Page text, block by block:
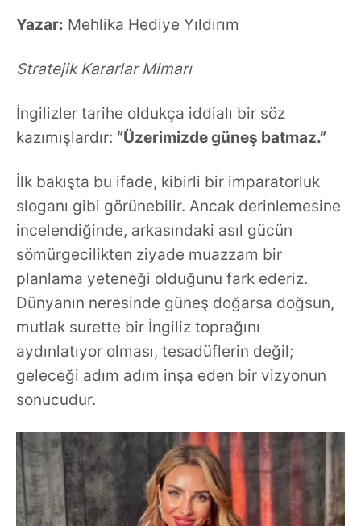
Yazar: Mehlika Hediye Yıldırım
Stratejik Kararlar Mimarı
İngilizler tarihe oldukça iddialı bir söz
kazımışlardır: “Üzerimizde güneş batmaz.”
İlk bakışta bu ifade, kibirli bir imparatorluk
sloganı gibi görünebilir. Ancak derinlemesine
incelendiğinde, arkasındaki asıl gücün
sömürgecilikten ziyade muazzam bir
planlama yeteneği olduğunu fark ederiz.
Dünyanın neresinde güneş doğarsa doğsun,
mutlak surette bir İngiliz toprağını
aydınlatıyor olması, tesadüflerin değil;
geleceği adım adım inşa eden bir vizyonun
sonucudur.